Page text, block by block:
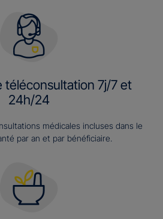
téléconsultation 7j/7 et
24h/24
médicales incluses dans le
par an et par bénéficiaire.